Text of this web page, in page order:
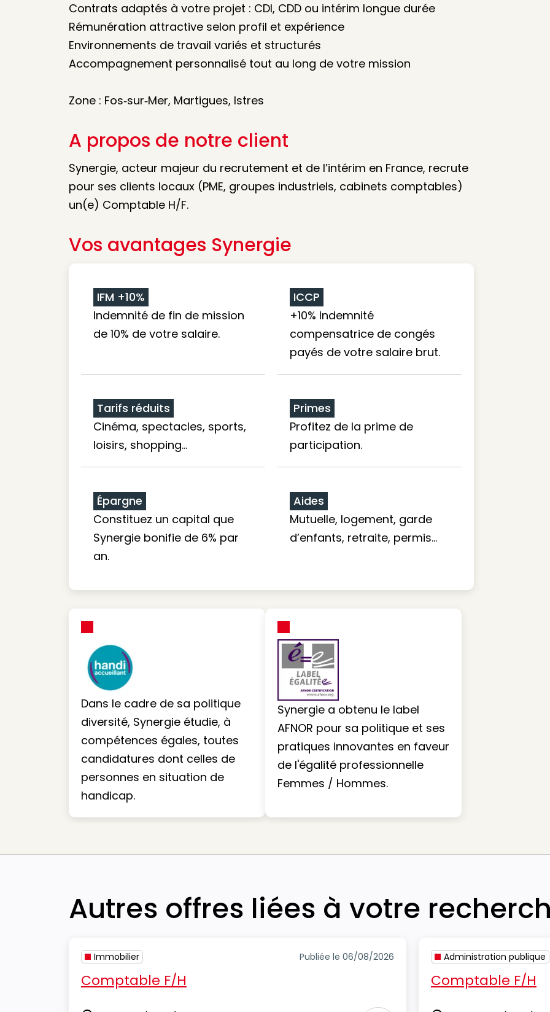
Contrats adaptés à votre projet : CDI, CDD ou intérim longue durée
Rémunération attractive selon profil et expérience
Environnements de travail variés et structurés
Accompagnement personnalisé tout au long de votre mission
Zone : Fos‑sur‑Mer, Martigues, Istres
A propos de notre client
Synergie, acteur majeur du recrutement et de l’intérim en France, recrute
pour ses clients locaux (PME, groupes industriels, cabinets comptables)
un(e) Comptable H/F.
Vos avantages Synergie
IFM +10%
Indemnité de fin de mission
de 10% de votre salaire.
ICCP
+10% Indemnité
compensatrice de congés
payés de votre salaire brut.
Tarifs réduits
Cinéma, spectacles, sports,
loisirs, shopping...
Primes
Profitez de la prime de
participation.
Épargne
Constituez un capital que
Synergie bonifie de 6% par
an.
Aides
Mutuelle, logement, garde
d’enfants, retraite, permis…
Dans le cadre de sa politique
diversité, Synergie étudie, à
compétences égales, toutes
candidatures dont celles de
personnes en situation de
handicap.
Synergie a obtenu le label
AFNOR pour sa politique et ses
pratiques innovantes en faveur
de l'égalité professionnelle
Femmes / Hommes.
Autres offres liées à votre
Immobilier Publiée le 06/08/2026
Comptable F/H
Administration publique
Comptable F/H